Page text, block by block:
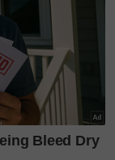
‘teman
menjadi
dengan
teki, tetapi